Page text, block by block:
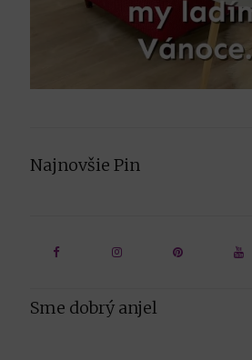
Najnovšie Pin
Sme dobrý anjel